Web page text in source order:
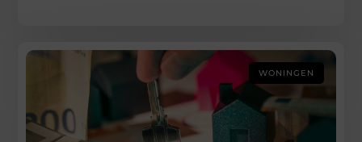
WONINGEN